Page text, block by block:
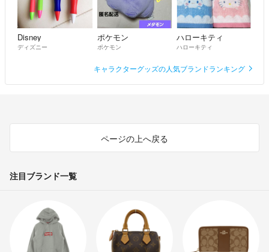
Disney
ディズニー
ポケモン
ポケモン
ハローキティ
ハローキティ
キャラクターグッズの人気ブランドランキング
ページの上へ戻る
注目ブランド一覧